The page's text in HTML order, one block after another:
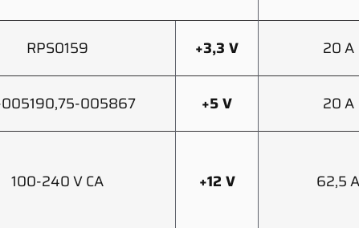
RPS0159 +3,3 V 20 A
75-005867 +5 V 20 A
100-240 V CA +12 V 62,5 A